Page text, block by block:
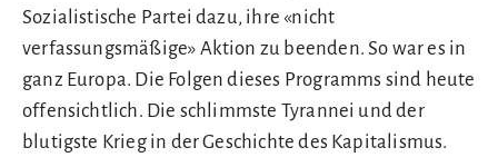
Sozialistische Partei dazu, ihre «nicht
verfassungsmäßige» Aktion zu beenden. So war es in
ganz Europa. Die Folgen dieses Programms sind heute
offensichtlich. Die schlimmste Tyrannei und der
blutigste Krieg in der Geschichte des Kapitalismus.